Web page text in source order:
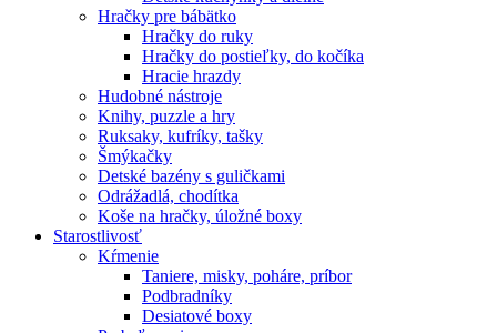
Hračky pre bábätko
Hračky do ruky
Hračky do postieľky, do kočíka
Hracie hrazdy
Hudobné nástroje
Knihy, puzzle a hry
Ruksaky, kufríky, tašky
Šmýkačky
Detské bazény s guličkami
Odrážadlá, chodítka
Koše na hračky, úložné boxy
Starostlivosť
Kŕmenie
Taniere, misky, poháre, príbor
Podbradníky
Desiatové boxy